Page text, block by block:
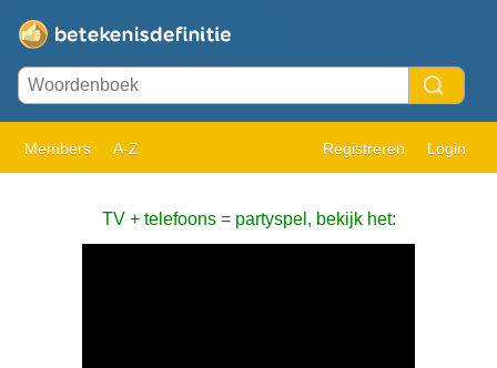
Members A-Z Registreren Login
TV + telefoons = partyspel, bekijk het: